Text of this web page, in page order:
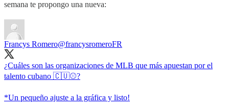
semana te propongo una nueva:
Francys Romero@francysromeroFR
¿Cuáles son las organizaciones de MLB que más apuestan por el
talento cubano 🇨🇺⚾️?
*Un pequeño ajuste a la gráfica y listo!